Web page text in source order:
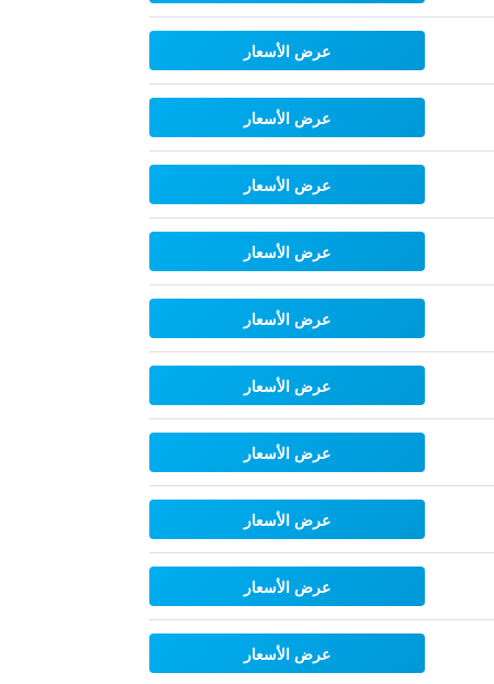
عرض الأسعار
عرض الأسعار
عرض الأسعار
عرض الأسعار
عرض الأسعار
عرض الأسعار
عرض الأسعار
عرض الأسعار
عرض الأسعار
عرض الأسعار